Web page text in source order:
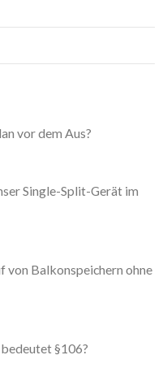
vor dem Aus?
Single-Split-Gerät im
von Balkonspeichern ohne
§106?